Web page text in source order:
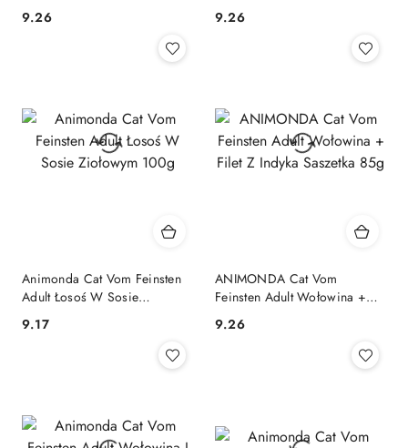
Cena:
9.26 Cena:
9.26
Animonda Cat Vom Feinsten
Adult Łosoś W Sosie
Cena:
9.17
ANIMONDA Cat Vom
Feinsten Adult Wołowina +
Cena:
9.26